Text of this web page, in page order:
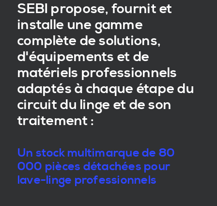
SEBI propose, fournit et
installe une gamme
complète de solutions,
d'équipements et de
matériels professionnels
adaptés à chaque étape du
circuit du linge et de son
traitement :
Un stock multimarque de 80
000 pièces détachées pour
lave-linge professionnels